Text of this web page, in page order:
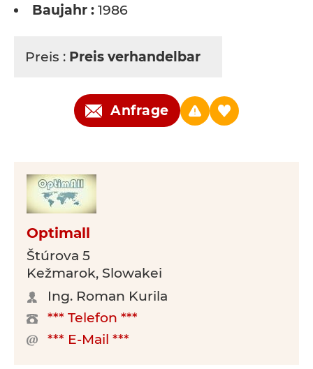
Baujahr : 1986
Preis : Preis verhandelbar
Anfrage
Optimall
Štúrova 5
Kežmarok, Slowakei
Ing. Roman Kurila
*** Telefon ***
*** E-Mail ***